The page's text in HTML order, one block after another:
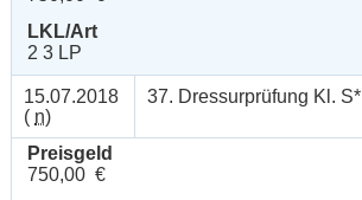
LKL/Art
2 3 LP
15.07.2018
( n)
37. Dressurprüfung Kl. S*
Preisgeld
750,00 €